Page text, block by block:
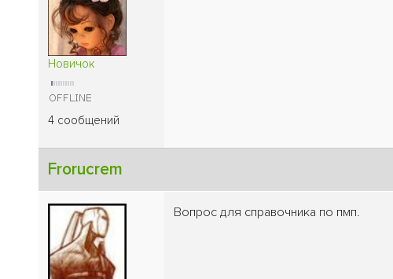
Новичок
4 сообщений
Frorucrem
Вопрос для справочника по пмп.